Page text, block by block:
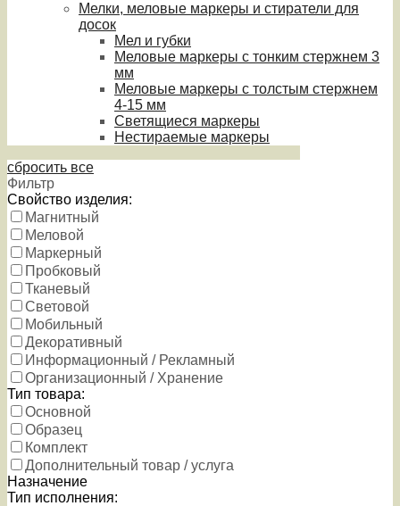
Мелки, меловые маркеры и стиратели для
досок
Мел и губки
Меловые маркеры с тонким стержнем 3
мм
Меловые маркеры с толстым стержнем
4-15 мм
Светящиеся маркеры
Нестираемые маркеры
сбросить все
Фильтр
Свойство изделия:
Магнитный
Меловой
Маркерный
Пробковый
Тканевый
Световой
Мобильный
Декоративный
Информационный / Рекламный
Организационный / Хранение
Тип товара:
Основной
Образец
Комплект
Дополнительный товар / услуга
Назначение
Тип исполнения: